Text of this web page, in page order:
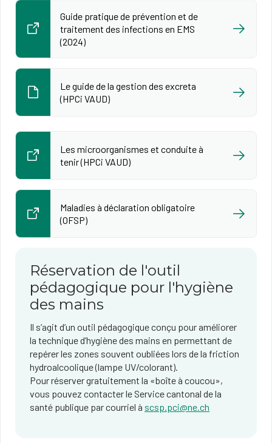
Guide pratique de prévention et de
traitement des infections en EMS
(2024)
Le guide de la gestion des excreta
(HPCi VAUD)
Les microorganismes et conduite à
tenir (HPCi VAUD)
Maladies à déclaration obligatoire
(OFSP)
Réservation de l'outil
pédagogique pour l'hygiène
des mains
Il s’agit d’un outil pédagogique conçu pour améliorer
la technique d’hygiène des mains en permettant de
repérer les zones souvent oubliées lors de la friction
hydroalcoolique (lampe UV/colorant).
Pour réserver gratuitement la «boîte à coucou»,
vous pouvez contacter le Service cantonal de la
santé publique par courriel à scsp.pci@ne.ch